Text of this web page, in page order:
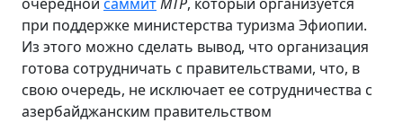
при поддержке министерства туризма Эфиопии.
Из этого можно сделать вывод, что организация
готова сотрудничать с правительствами, что, в
свою очередь, не исключает ее сотрудничества с
азербайджанским правительством